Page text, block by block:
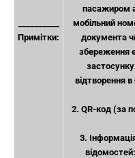
Примітки:
пасажиром
мобільний
документа
збереження
відтворення
2. QR-код (за
3.